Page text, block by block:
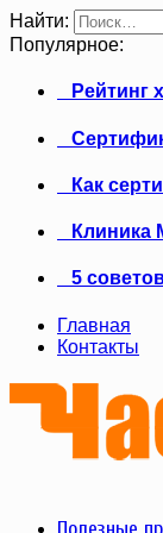
Найти:
Популярное:
Рейтинг
Как
Клиника
5
Главная
Контакты